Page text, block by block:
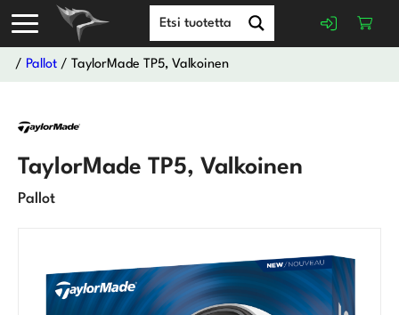
/ Pallot / TaylorMade TP5, Valkoinen
TaylorMade TP5, Valkoinen
Pallot